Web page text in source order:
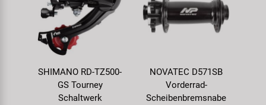
SHIMANO RD-TZ500-
GS Tourney
Schaltwerk
NOVATEC D571SB
Vorderrad-
Scheibenbremsnabe